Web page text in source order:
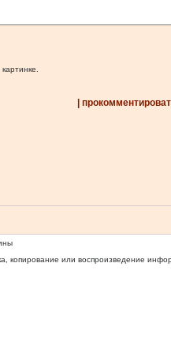
|
копирование или воспроизведение